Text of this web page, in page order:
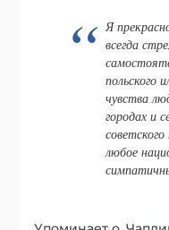
Я
всегда
польского
чувства
городах и
любое